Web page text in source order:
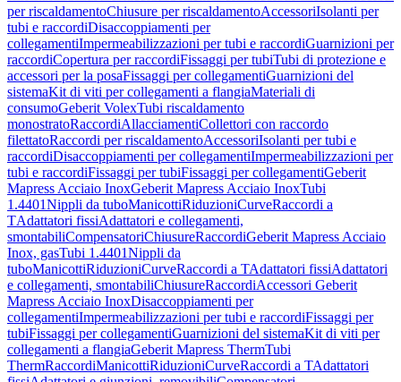
per riscaldamentoChiusure per riscaldamentoAccessoriIsolanti per
tubi e raccordiDisaccoppiamenti per
collegamentiImpermeabilizzazioni per tubi e raccordiGuarnizioni per
raccordiCopertura per raccordiFissaggi per tubiTubi di protezione e
accessori per la posaFissaggi per collegamentiGuarnizioni del
sistemaKit di viti per collegamenti a flangiaMateriali di
consumoGeberit VolexTubi riscaldamento
monostratoRaccordiAllacciamentiCollettori con raccordo
filettatoRaccordi per riscaldamentoAccessoriIsolanti per tubi e
raccordiDisaccoppiamenti per collegamentiImpermeabilizzazioni per
tubi e raccordiFissaggi per tubiFissaggi per collegamentiGeberit
Mapress Acciaio InoxGeberit Mapress Acciaio InoxTubi
1.4401Nippli da tuboManicottiRiduzioniCurveRaccordi a
TAdattatori fissiAdattatori e collegamenti,
smontabiliCompensatoriChiusureRaccordiGeberit Mapress Acciaio
Inox, gasTubi 1.4401Nippli da
tuboManicottiRiduzioniCurveRaccordi a TAdattatori fissiAdattatori
e collegamenti, smontabiliChiusureRaccordiAccessori Geberit
Mapress Acciaio InoxDisaccoppiamenti per
collegamentiImpermeabilizzazioni per tubi e raccordiFissaggi per
tubiFissaggi per collegamentiGuarnizioni del sistemaKit di viti per
collegamenti a flangiaGeberit Mapress ThermTubi
ThermRaccordiManicottiRiduzioniCurveRaccordi a TAdattatori